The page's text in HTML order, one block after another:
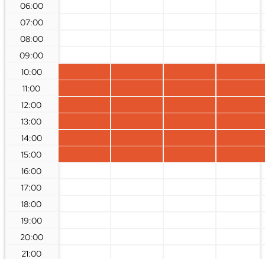
06:00
07:00
08:00
09:00
10:00
11:00
12:00
13:00
14:00
15:00
16:00
17:00
18:00
19:00
20:00
21:00